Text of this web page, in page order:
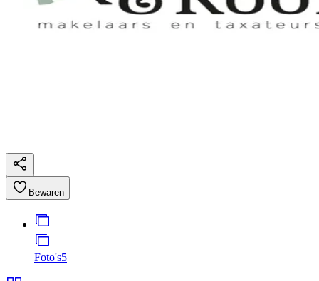
Bewaren
Foto's5